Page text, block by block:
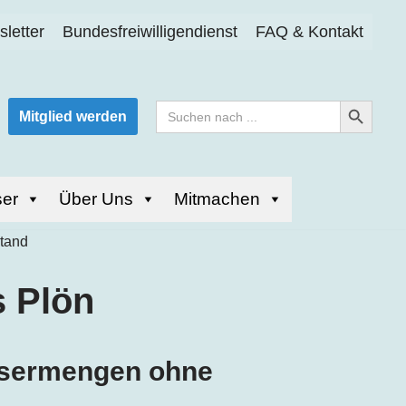
Bundesfreiwilligendienst FAQ & Kontakt
Mitglied werden
Search
for:
Search Button
Über Uns Mitmachen
Plön
ohne